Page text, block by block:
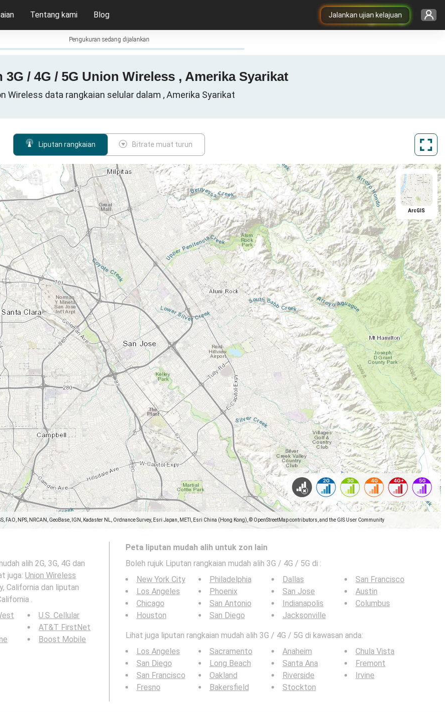
Jalankan ujian kelajuan
Tentang kami Blog
Pengukuran sedang dijalankan
3G / 4G / 5G Union Wireless , Amerika Syarikat
Wireless data rangkaian selular dalam , Amerika Syarikat
Liputan rangkaian Bitrate muat turun
FAO, NPS, NRCAN, GeoBase, IGN, Kadaster NL, Ordnance Survey, Esri Japan, METI, Esri China (Hong Kong), © OpenStreetMap contributors, and the GIS User Community
ArcGIS
alih 2G, 3G, 4G dan
juga: Union Wireless
California dan liputan
.
U.S. Cellular
AT&T FirstNet
Boost Mobile
Peta liputan mudah alih untuk zon lain
Boleh rujuk Liputan rangkaian mudah alih 3G / 4G / 5G di :
New York City
Los Angeles
Chicago
Houston
Philadelphia
Phoenix
San Antonio
San Diego
Dallas
San Jose
Indianapolis
Jacksonville
San Francisco
Austin
Columbus
Lihat juga liputan rangkaian mudah alih 3G / 4G / 5G di kawasan anda:
Los Angeles
San Diego
San Francisco
Fresno
Sacramento
Long Beach
Oakland
Bakersfield
Anaheim
Santa Ana
Riverside
Stockton
Chula Vista
Fremont
Irvine